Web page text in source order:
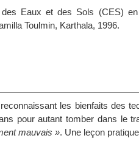
Eaux et des Sols (CES) en
Toulmin, Karthala, 1996.
les bienfaits des
pour autant tomber dans le
mauvais ». Une leçon